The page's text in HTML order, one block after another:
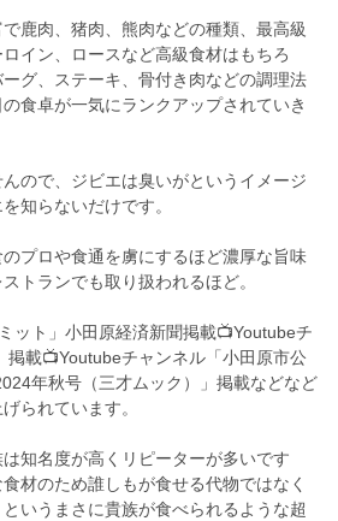
鹿肉、猪肉、熊肉などの種類、最高級
イン、ロースなど高級食材はもちろ
グ、ステーキ、骨付き肉などの調理法
食卓が一気にランクアップされていき
ので、ジビエは臭いがというイメージ
知らないだけです。
プロや食通を虜にするほど濃厚な旨味
トランでも取り扱われるほど。
ット」小田原経済新聞掲載📺Youtubeチ
掲載📺Youtubeチャンネル「小田原市公
年秋号（三才ムック）」掲載などなど
られています。
知名度が高くリピーターが多いです
材のため誰しもが食せる代物ではなく
というまさに貴族が食べられるような超